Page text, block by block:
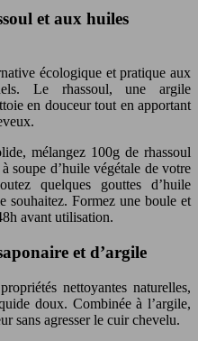
et aux huiles
écologique et pratique aux
Le rhassoul, une argile
en douceur tout en apportant
mélangez 100g de rhassoul
soupe d’huile végétale de votre
quelques gouttes d’huile
souhaitez. Formez une boule et
avant utilisation.
et d’argile
nettoyantes naturelles,
doux. Combinée à l’argile,
sans agresser le cuir chevelu.